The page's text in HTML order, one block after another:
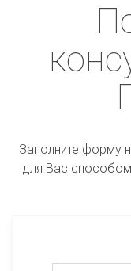
Заполните форму
для Вас